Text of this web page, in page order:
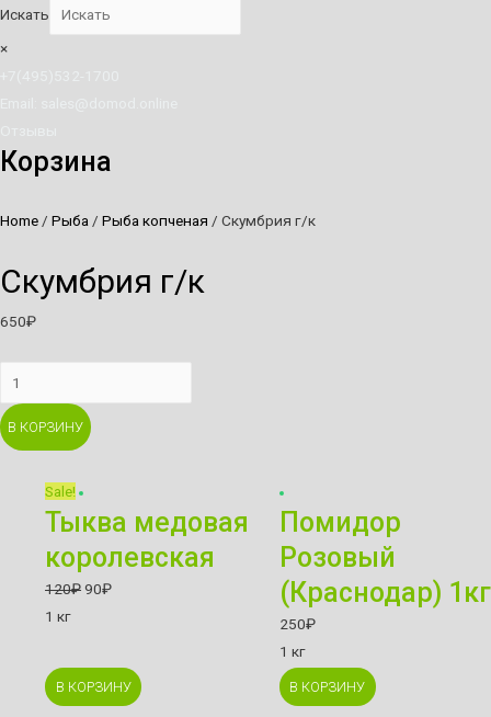
Искать
×
Корзина
Home / Рыба / Рыба копченая / Скумбрия г/к
Скумбрия г/к
650₽
г/
к
quantity
В КОРЗИНУ
Sale!
Тыква медовая
королевская
120₽ 90₽
1 кг
В КОРЗИНУ
Помидор
Розовый
(Краснодар) 1кг
250₽
1 кг
В КОРЗИНУ